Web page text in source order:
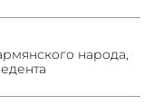
народа,